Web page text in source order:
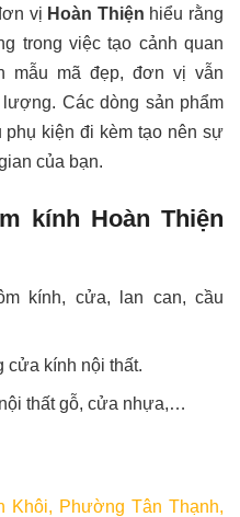
vị Hoàn Thiện hiểu rằng
trong việc tạo cảnh quan
mẫu mã đẹp, đơn vị vẫn
Các dòng sản phẩm
phụ kiện đi kèm tạo nên sự
của bạn.
kính Hoàn Thiện
kính, cửa, lan can, cầu
cửa kính nội thất.
thất gỗ, cửa nhựa,…
Khôi, Phường Tân Thạnh,